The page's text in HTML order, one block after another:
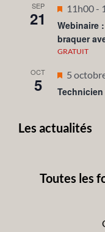
SEP
21
Mis
en
avant
11h00-
Webinaire
braquer
GRATUIT
OCT
5
Mis
en
5
Technicien
Les actualités
Toutes les